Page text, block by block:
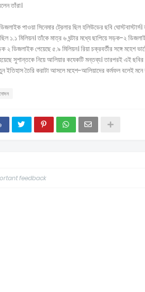
তাঁরা।
পাওয়া সিনেমার ট্রেলার ছিল হলিউডের ছবি
১.১ মিলিয়ন। তাঁকে মাত্র ৬ ঘন্টার মধ্যে ছাপিয়ে সড়ক-২
ডিজলাইক পেয়েছে ৫.৯ মিলিয়ন। রিয়া চক্রবর্তীর সঙ্গে মহেশ
সুশান্তকে নিয়ে আলিয়ার কযেকটি মন্তব্য। তারপরই এই
ইতিহাস তৈরি করাটা আসলে মহেশ-আলিয়াদের কর্মফল বলেই মনে
feedback